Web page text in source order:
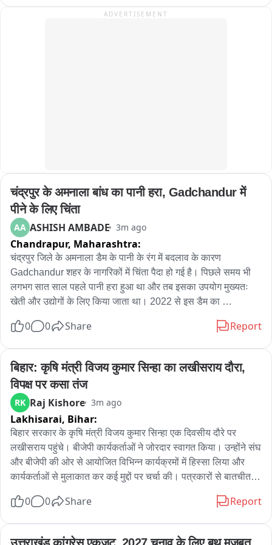
भरल्यामुळे सातारकरांचा पाणी प्रश्न संपुष्टात आला आहे.. कास धरणाच्या
ADVERTISEMENT
चंद्रपुर के अमनाला बांध का पानी हरा, Gadchandur में
पीने के लिए चिंता
AA ASHISH AMBADE 3m ago
Chandrapur, Maharashtra:
चंद्रपुर जिले के अमनाला डैम के पानी के रंग में बदलाव के कारण
Gadchandur शहर के नागरिकों में चिंता पैदा हो गई है। पिछले समय भी
लगभग सात साल पहले पानी हरा हुआ था और तब इसका उपयोग मुख्यतः
खेती और उद्योगों के लिए किया जाता था। 2022 से इस डैम का
दिया जा रहा है। पानी के रंग बदलने से नागरिकों में भ्रम और चिंता है।
Gadchandur Nagar Parishad ने नागरिकों को दी है। अब यह प्रश्न
उठ रहे हैं कि पानी क्यों बदला, इसका सExact कारण क्या है और क्या
नागरिकों के स्वास्थ्य को खतरा है।
0 0 Share Report
बिहार: कृषि मंत्री विजय कुमार सिन्हा का लखीसराय दौरा,
विपक्ष पर कसा तंज
RK Raj Kishore 3m ago
Lakhisarai, Bihar:
बिहार सरकार के कृषि मंत्री विजय कुमार सिन्हा एक दिवसीय दौरे पर
लखीसराय पहुंचे। बीजेपी कार्यकर्ताओं ने जोरदार स्वागत किया। उन्होंने संघ
और बीजेपी की ओर से आयोजित विभिन्न कार्यक्रमों में हिस्सा लिया और
कार्यकर्ताओं से मुलाकात कर कई मुद्दों पर चर्चा की। पत्रकारों से बातचीत के
तेजस्वी यादव को नेता प्रतिपक्ष की भूमिका अच्छी तरह निभानी चाहिए।
कार्रवाई जारी है। सरकार का उद्देश्य कानून-व्यवस्था मजबूत करना और
0 0 Share Report